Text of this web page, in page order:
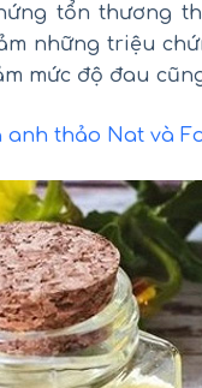
tổn thương
những triệu
mức độ đau
thảo Nat và